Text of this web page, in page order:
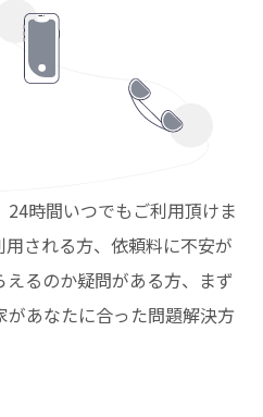
時間いつでもご利用頂けま
される方、依頼料に不安が
るのか疑問がある方、まず
あなたに合った問題解決方